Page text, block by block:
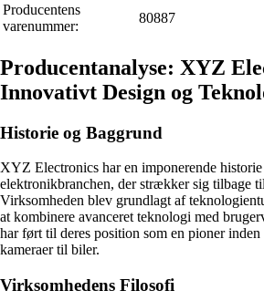
Producentens
varenummer:
80887
Producentanalyse: XYZ
Innovativt Design og
Historie og Baggrund
XYZ Electronics har en imponerende
elektronikbranchen, der strækker sig tilbage
Virksomheden blev grundlagt af
at kombinere avanceret teknologi med
har ført til deres position som en pioner
kameraer til biler.
Virksomhedens Filosofi